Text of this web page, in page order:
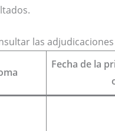
las
Fecha de la